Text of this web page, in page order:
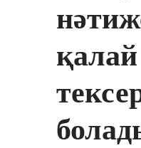
қалай